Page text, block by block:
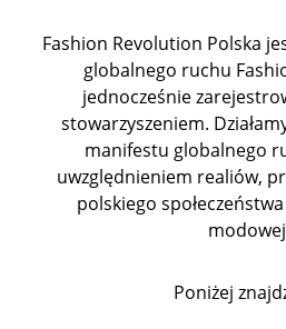
Fashion Revolution Polska
globalnego ruchu
jednocześnie
stowarzyszeniem.
manifestu globalnego
uwzględnieniem realiów,
polskiego
Poniżej